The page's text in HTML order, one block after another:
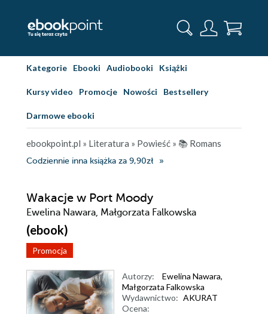
Kategorie Ebooki Audiobooki Książki
Kursy video Promocje Nowości Bestsellery
Darmowe ebooki
ebookpoint.pl » Literatura » Powieść » 📚 Romans
Codziennie inna książka za 9,90zł
Wakacje w Port Moody
Ewelina Nawara, Małgorzata Falkowska
(ebook)
Promocja
Autorzy: Ewelina Nawara,
Małgorzata Falkowska
Wydawnictwo: AKURAT
Ocena: